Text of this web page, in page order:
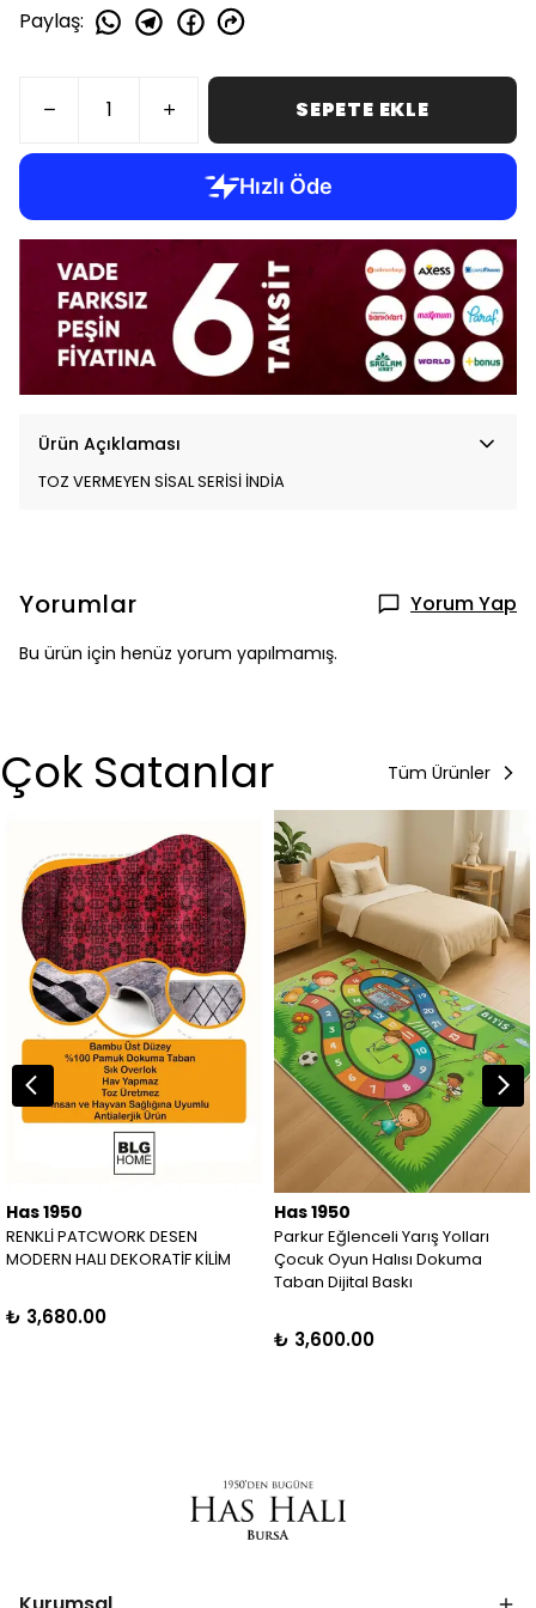
Paylaş:
SEPETE EKLE
Ürün Açıklaması
TOZ VERMEYEN SİSAL SERİSİ İNDİA
Yorumlar Yorum Yap
Bu ürün için henüz yorum yapılmamış.
Çok Satanlar Tüm Ürünler
Has 1950
RENKLİ PATCWORK DESEN
MODERN HALI DEKORATİF KİLİM
₺ 3,680.00
Has 1950
Parkur Eğlenceli Yarış Yolları
Çocuk Oyun Halısı Dokuma
Taban Dijital Baskı
₺ 3,600.00